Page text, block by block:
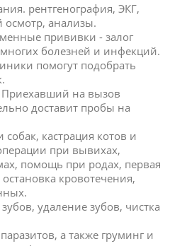
рентгенография, ЭКГ,
осмотр, анализы.
прививки - залог
болезней и инфекций.
помогут подобрать
на вызов
доставит пробы на
кастрация котов и
при вывихах,
помощь при родах, первая
кровотечения,
удаление зубов, чистка
а также груминг и